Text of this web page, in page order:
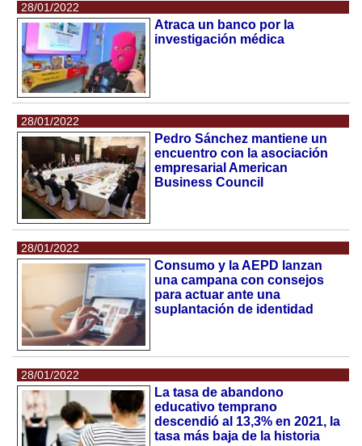
28/01/2022
Atraca un banco por la
investigación médica
28/01/2022
Pedro Sánchez mantiene un
encuentro con la asociación
empresarial American
Business Council
28/01/2022
Consumo y la AEPD lanzan
una campana con consejos
para actuar ante una
suplantación de identidad
28/01/2022
La tasa de abandono
educativo temprano
descendió al 13,3% en 2021, la
tasa más baja de la historia